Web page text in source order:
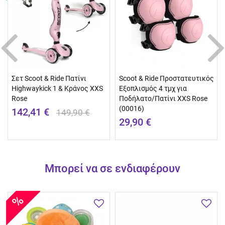
Σετ Scoot & Ride Πατίνι
Highwaykick 1 & Κράνος XXS
Rose
142,41 € 149,90 €
Scoot & Ride Προστατευτικός
Εξοπλισμός 4 τμχ για
Ποδήλατο/Πατίνι XXS Rose
(00016)
29,90 €
Μπορεί να σε ενδιαφέρουν
%